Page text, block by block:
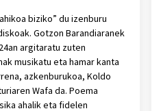
biziko” du izenburu
Gotzon Barandiaranek
argitaratu zuten
musikatu eta hamar kanta
azkenburukoa, Koldo
Wafa da. Poema
ahalik eta fidelen